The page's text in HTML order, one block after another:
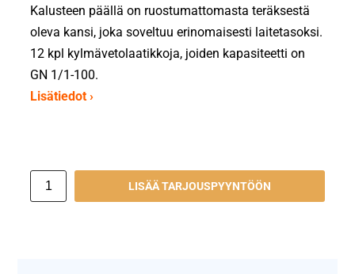
Kalusteen päällä on ruostumattomasta teräksestä
oleva kansi, joka soveltuu erinomaisesti laitetasoksi.
12 kpl kylmävetolaatikkoja, joiden kapasiteetti on
GN 1/1-100.
Lisätiedot ›
LISÄÄ TARJOUSPYYNTÖÖN